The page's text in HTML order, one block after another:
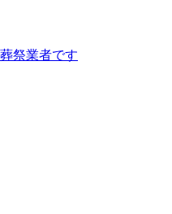
祭業者です